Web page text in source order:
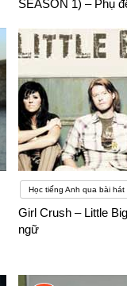
SEASON 1) – Phụ
Học tiếng Anh qua bài hát
Girl Crush – Little
ngữ